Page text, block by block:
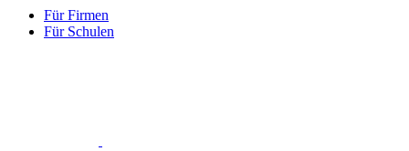
Für Firmen
Für Schulen